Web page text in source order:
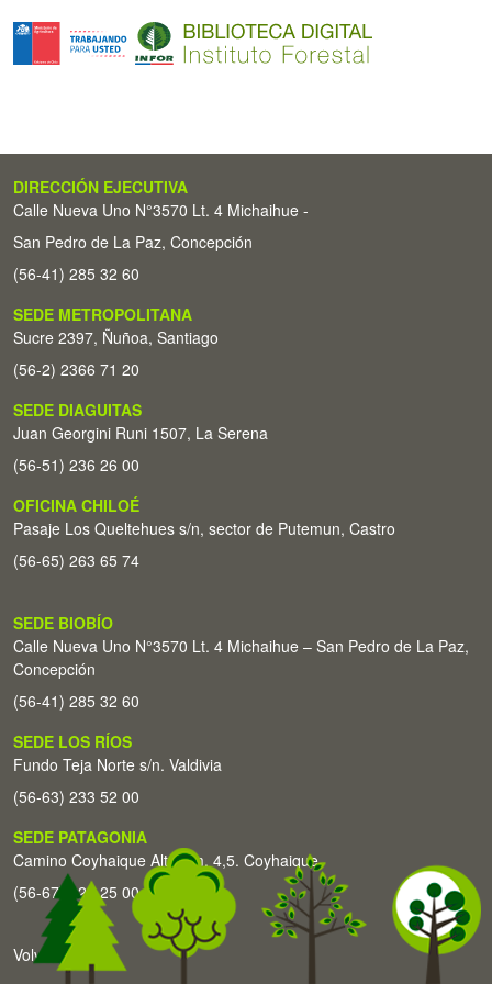
DIRECCIÓN EJECUTIVA
Calle Nueva Uno N°3570 Lt. 4 Michaihue -
San Pedro de La Paz, Concepción
(56-41) 285 32 60
SEDE METROPOLITANA
Sucre 2397, Ñuñoa, Santiago
(56-2) 2366 71 20
SEDE DIAGUITAS
Juan Georgini Runi 1507, La Serena
(56-51) 236 26 00
OFICINA CHILOÉ
Pasaje Los Queltehues s/n, sector de Putemun, Castro
(56-65) 263 65 74
SEDE BIOBÍO
Calle Nueva Uno N°3570 Lt. 4 Michaihue – San Pedro de La Paz,
Concepción
(56-41) 285 32 60
SEDE LOS RÍOS
Fundo Teja Norte s/n. Valdivia
(56-63) 233 52 00
SEDE PATAGONIA
Camino Coyhaique Alto Km. 4,5. Coyhaique
(56-67) 226 25 00
Volver arriba